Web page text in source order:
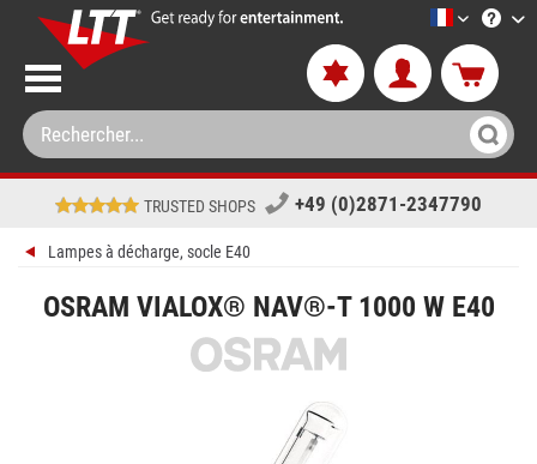
LTT-
TRUSTED SHOPS +49 (0)2871-2347790
Lampes à décharge, socle E40
OSRAM VIALOX® NAV®-T 1000 W E40